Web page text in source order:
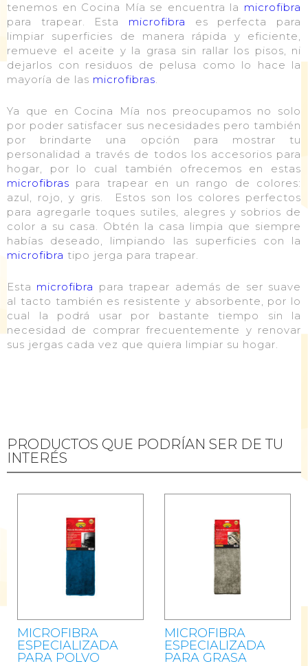
tenemos en Cocina Mía se encuentra la microfibra
para trapear. Esta microfibra
es perfecta para
limpiar superficies de manera rápida y eficiente,
remueve el aceite y la grasa sin rallar los pisos, ni
dejarlos con residuos de pelusa como lo hace la
mayoría de las microfibras.
Ya que en Cocina Mía nos preocupamos no solo
por poder satisfacer sus necesidades pero también
por brindarte una opción para mostrar tu
personalidad a través de todos los accesorios para
hogar, por lo cual también ofrecemos en estas
microfibras para trapear en un rango de colores:
azul, rojo, y gris. Estos son los colores perfectos
para agregarle toques sutiles, alegres y sobrios de
color a su casa. Obtén la casa limpia que siempre
habías deseado, limpiando las superficies con la
microfibra tipo jerga para trapear.
Esta microfibra para trapear además de ser suave
al tacto también es resistente y absorbente, por lo
cual la podrá usar por bastante tiempo sin la
necesidad de comprar frecuentemente y renovar
sus jergas cada vez que quiera limpiar su hogar.
PRODUCTOS QUE PODRÍAN SER DE TU
INTERÉS
MICROFIBRA
ESPECIALIZADA
PARA POLVO
MICROFIBRA
ESPECIALIZADA
PARA GRASA